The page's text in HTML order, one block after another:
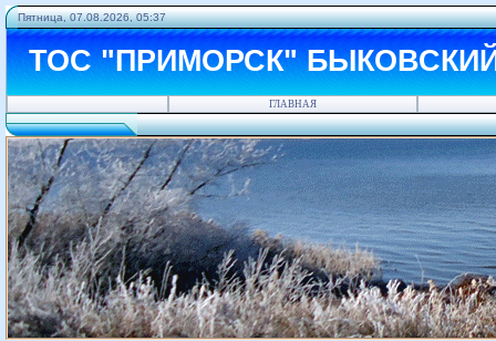
Пятница, 07.08.2026, 05:37
ТОС "ПРИМОРСК"
ГЛАВНАЯ